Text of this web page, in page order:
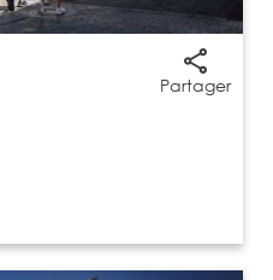
Partager